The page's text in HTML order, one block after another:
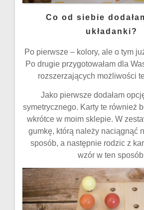
Co od siebie
układanki?
Po pierwsze – kolory, ale o tym
Po drugie przygotowałam dla
rozszerzających możliwości
Jako pierwsze dodałam
symetrycznego. Karty te również
wkrótce w moim sklepie. W
gumkę, którą należy naciągnąć
sposób, a następnie rodzic z
wzór w ten